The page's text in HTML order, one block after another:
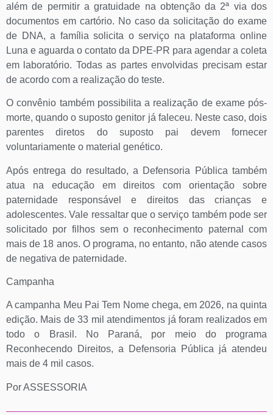
além de permitir a gratuidade na obtenção da 2ª via dos
documentos em cartório. No caso da solicitação do exame
de DNA, a família solicita o serviço na plataforma online
Luna e aguarda o contato da DPE-PR para agendar a coleta
em laboratório. Todas as partes envolvidas precisam estar
de acordo com a realização do teste.
O convênio também possibilita a realização de exame pós-
morte, quando o suposto genitor já faleceu. Neste caso, dois
parentes diretos do suposto pai devem fornecer
voluntariamente o material genético.
Após entrega do resultado, a Defensoria Pública também
atua na educação em direitos com orientação sobre
paternidade responsável e direitos das crianças e
adolescentes. Vale ressaltar que o serviço também pode ser
solicitado por filhos sem o reconhecimento paternal com
mais de 18 anos. O programa, no entanto, não atende casos
de negativa de paternidade.
Campanha
A campanha Meu Pai Tem Nome chega, em 2026, na quinta
edição. Mais de 33 mil atendimentos já foram realizados em
todo o Brasil. No Paraná, por meio do programa
Reconhecendo Direitos, a Defensoria Pública já atendeu
mais de 4 mil casos.
Por ASSESSORIA